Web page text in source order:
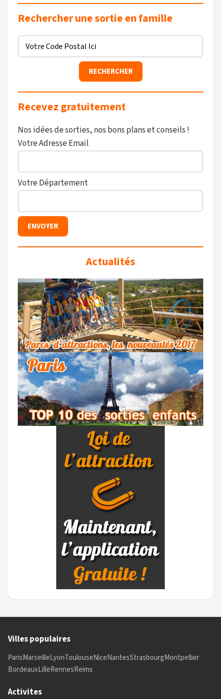
Rechercher une sortie en famille
Recevez gratuitement
Nos idées de sorties, nos bons plans et conseils !
Votre Adresse Email
Votre Département
Actualités
Villes populaires
ParisMarseilleLyonToulouseNiceNantesStrasbourgMontpellier
BordeauxLilleRennesReims
Activites